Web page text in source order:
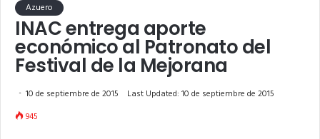
Azuero
INAC entrega aporte
económico al Patronato del
Festival de la Mejorana
10 de septiembre de 2015
Last Updated: 10 de septiembre de 2015
945